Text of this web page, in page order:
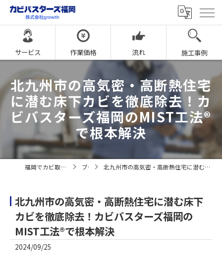
サービス 作業価格 流れ 施工事例
北九州市の高気密・高断熱住宅
に潜む床下カビを徹底除去！カ
ビバスターズ福岡のMIST工法®
で根本解決
福岡でカビ取りならカビバスターズ福岡 ブログ 北九州市の高気密・高断熱住宅に潜む床下カビを徹底除去！カビバスターズ福岡のMIST工法®で根本解決
北九州市の高気密・高断熱住宅に潜む床下
カビを徹底除去！カビバスターズ福岡の
MIST工法®で根本解決
2024/09/25